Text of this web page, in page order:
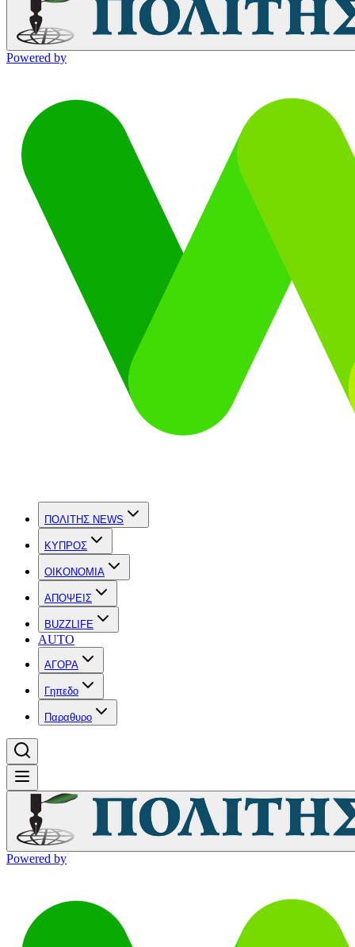
Powered by
ΠΟΛΙΤΗΣ NEWS
ΚΥΠΡΟΣ
OIKONOMIA
ΑΠΟΨΕΙΣ
BUZZLIFE
AUTO
ΑΓΟΡΑ
Γηπεδο
Παραθυρο
Powered by